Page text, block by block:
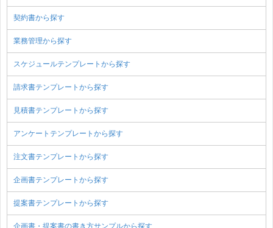
契約書から探す
業務管理から探す
スケジュールテンプレートから探す
請求書テンプレートから探す
見積書テンプレートから探す
アンケートテンプレートから探す
注文書テンプレートから探す
企画書テンプレートから探す
提案書テンプレートから探す
企画書・提案書の書き方サンプルから探す